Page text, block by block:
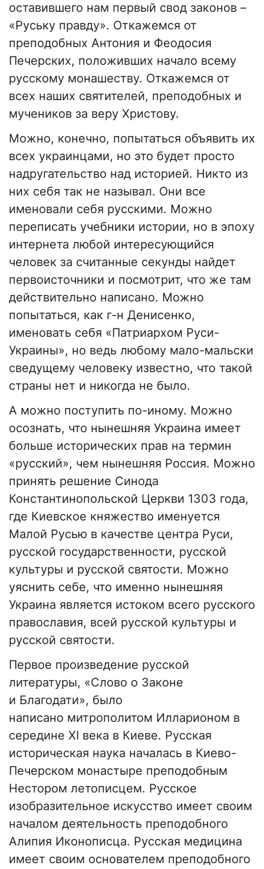
оставившего нам первый свод законов –
«Руську правду». Откажемся от
преподобных Антония и Феодосия
Печерских, положивших начало всему
русскому монашеству. Откажемся от
всех наших святителей, преподобных и
мучеников за веру Христову.
Можно, конечно, попытаться объявить их
всех украинцами, но это будет просто
надругательство над историей. Никто из
них себя так не называл. Они все
именовали себя русскими. Можно
переписать учебники истории, но в эпоху
интернета любой интересующийся
человек за считанные секунды найдет
первоисточники и посмотрит, что же там
действительно написано. Можно
попытаться, как г-н Денисенко,
именовать себя «Патриархом Руси-
Украины», но ведь любому мало-мальски
сведущему человеку известно, что такой
страны нет и никогда не было.
А можно поступить по-иному. Можно
осознать, что нынешняя Украина имеет
больше исторических прав на термин
«русский», чем нынешняя Россия. Можно
принять решение Синода
Константинопольской Церкви 1303 года,
где Киевское княжество именуется
Малой Русью в качестве центра Руси,
русской государственности, русской
культуры и русской святости. Можно
уяснить себе, что именно нынешняя
Украина является истоком всего русского
православия, всей русской культуры и
русской святости.
Первое произведение русской
литературы, «Слово о Законе
и Благодати», было
написано митрополитом Илларионом в
середине XI века в Киеве. Русская
историческая наука началась в Киево-
Печерском монастыре преподобным
Нестором летописцем. Русское
изобразительное искусство имеет своим
началом деятельность преподобного
Алипия Иконописца. Русская медицина
имеет своим основателем преподобного